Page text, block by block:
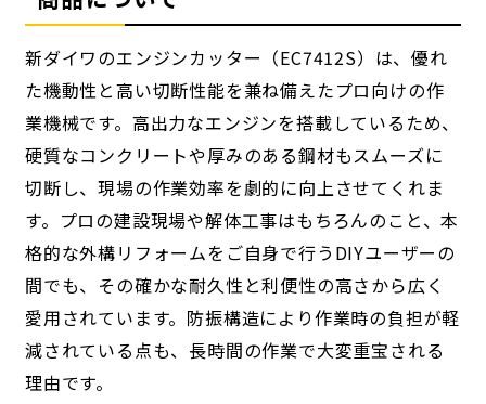
新ダイワのエンジンカッター（EC7412S）は、優れ
た機動性と高い切断性能を兼ね備えたプロ向けの作
業機械です。高出力なエンジンを搭載しているため、
硬質なコンクリートや厚みのある鋼材もスムーズに
切断し、現場の作業効率を劇的に向上させてくれま
す。プロの建設現場や解体工事はもちろんのこと、本
格的な外構リフォームをご自身で行うDIYユーザーの
間でも、その確かな耐久性と利便性の高さから広く
愛用されています。防振構造により作業時の負担が軽
減されている点も、長時間の作業で大変重宝される
理由です。